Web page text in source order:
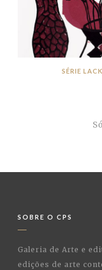
SÉRIE
SOBRE O CPS
Galeria de Arte e
edições de arte